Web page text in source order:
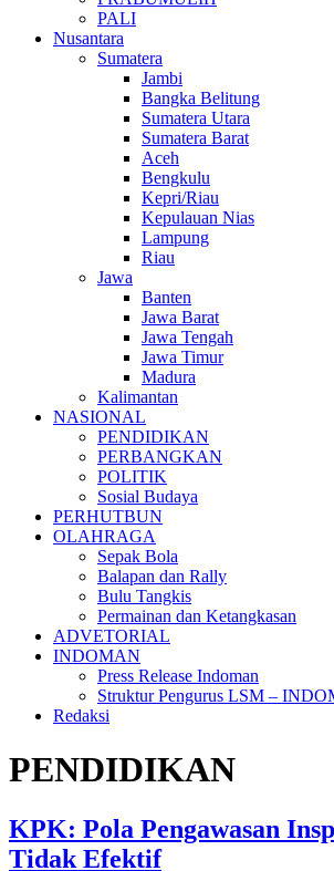
PALI
Nusantara
Sumatera
Jambi
Bangka Belitung
Sumatera Utara
Sumatera Barat
Aceh
Bengkulu
Kepri/Riau
Kepulauan Nias
Lampung
Riau
Jawa
Banten
Jawa Barat
Jawa Tengah
Jawa Timur
Madura
Kalimantan
NASIONAL
PENDIDIKAN
PERBANGKAN
POLITIK
Sosial Budaya
PERHUTBUN
OLAHRAGA
Sepak Bola
Balapan dan Rally
Bulu Tangkis
Permainan dan Ketangkasan
ADVETORIAL
INDOMAN
Press Release Indoman
Struktur Pengurus LSM –
Redaksi
PENDIDIKAN
KPK: Pola Pengawasan
Tidak Efektif